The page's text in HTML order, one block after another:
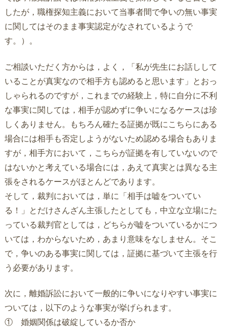
したが，職権探知主義において当事者間で争いの無い事実
に関してはそのまま事実認定がなされているようで
す。）。
ご相談いただく方からは，よく，「私が先生にお話しして
いることが真実なので相手方も認めると思います」とおっ
しゃられるのですが，これまでの経験上，特に自分に不利
な事実に関しては，相手が認めずに争いになるケースは珍
しくありません。もちろん確たる証拠が既にこちらにある
場合には相手も否定しようがないため認める場合もありま
すが，相手方において，こちらが証拠を有していないので
はないかと考えている場合には，あえて真実とは異なる主
張をされるケースがほとんどであります。
そして，裁判においては，単に「相手は嘘をついてい
る！」とだけさんざん主張したとしても，中立な立場にた
っている裁判官としては，どちらが嘘をついているかにつ
いては，わからないため，あまり意味をなしません。そこ
で，争いのある事実に関しては，証拠に基づいて主張を行
う必要があります。
次に，離婚訴訟において一般的に争いになりやすい事実に
ついては，以下のような事実が挙げられます。
① 婚姻関係は破綻しているか否か